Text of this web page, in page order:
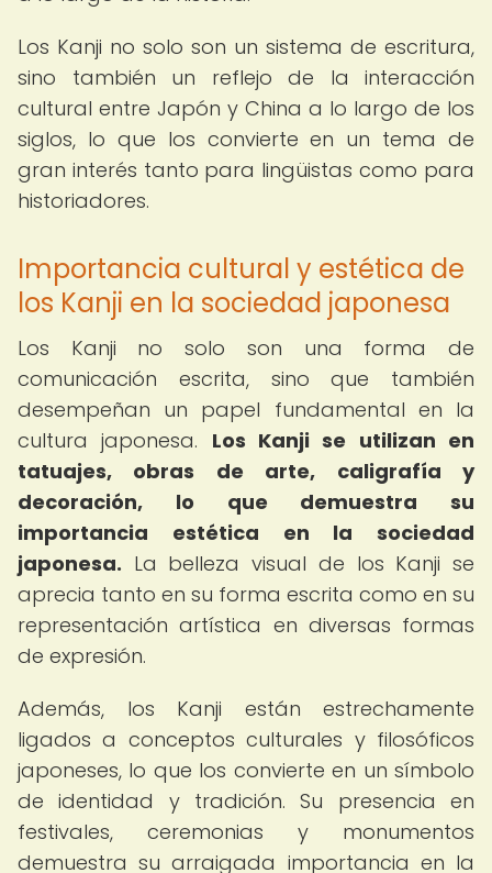
Los Kanji no solo son un sistema de escritura,
sino también un reflejo de la interacción
cultural entre Japón y China a lo largo de los
siglos, lo que los convierte en un tema de
gran interés tanto para lingüistas como para
historiadores.
Importancia cultural y estética de
los Kanji en la sociedad japonesa
Los Kanji no solo son una forma de
comunicación escrita, sino que también
desempeñan un papel fundamental en la
cultura japonesa. Los Kanji se utilizan en
tatuajes, obras de arte, caligrafía y
decoración, lo que demuestra su
importancia estética en la sociedad
japonesa. La belleza visual de los Kanji se
aprecia tanto en su forma escrita como en su
representación artística en diversas formas
de expresión.
Además, los Kanji están estrechamente
ligados a conceptos culturales y filosóficos
japoneses, lo que los convierte en un símbolo
de identidad y tradición. Su presencia en
festivales, ceremonias y monumentos
demuestra su arraigada importancia en la